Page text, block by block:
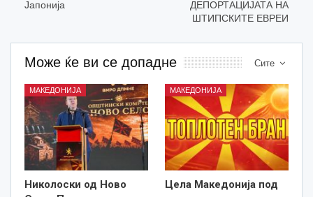
Јапонија
ДЕПОРТАЦИЈАТА НА
ШТИПСКИТЕ ЕВРЕИ
Сите
Може ќе ви се допадне
МАКЕДОНИЈА
Николоски од Ново
МАКЕДОНИЈА
Цела Македонија под